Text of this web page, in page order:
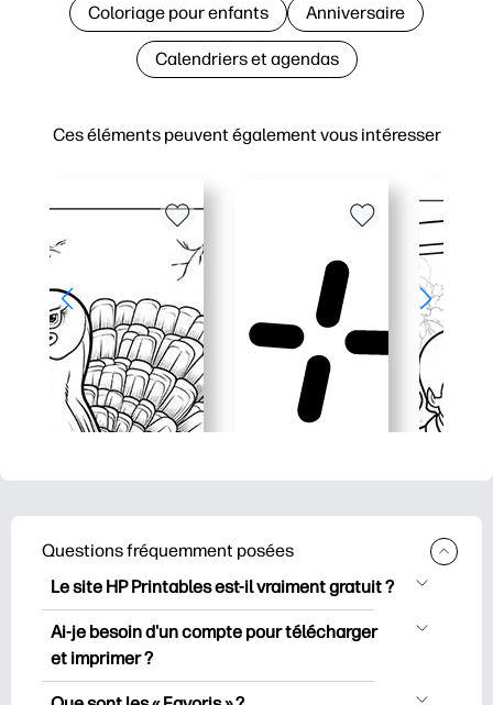
Ces éléments peuvent également vous intéresser
Coloriage pour enfants Anniversaire
Calendriers et agendas
Questions fréquemment posées
Le site HP Printables est-il vraiment gratuit ?
HP Printables propose plus de 2500
documents imprimables gratuits à
télécharger et à imprimer. Découvrez
Ai-je besoin d'un compte pour télécharger
et imprimer ?
Vous pouvez explorer et imprimer sans